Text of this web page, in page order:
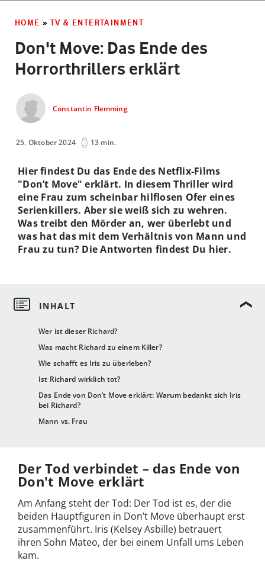
HOME » TV & ENTERTAINMENT
Don't Move: Das Ende des
Horrorthrillers erklärt
Constantin Flemming
25. Oktober 2024 13 min.
Wer ist dieser Richard?
Was macht Richard zu einem Killer?
Wie schafft es Iris zu überleben?
Ist Richard wirklich tot?
Das Ende von Don’t Move erklärt: Warum bedankt sich Iris
bei Richard?
Mann vs. Frau
Hier findest Du das Ende des Netflix-Films
"Don’t Move" erklärt. In diesem Thriller wird
eine Frau zum scheinbar hilflosen Ofer eines
Serienkillers. Aber sie weiß sich zu wehren.
Was treibt den Mörder an, wer überlebt und
was hat das mit dem Verhältnis von Mann und
Frau zu tun? Die Antworten findest Du hier.
Der Tod verbindet – das Ende von
Don't Move erklärt
Am Anfang steht der Tod: Der Tod ist es, der die
beiden Hauptfiguren in Don’t Move überhaupt erst
zusammenführt. Iris (Kelsey Asbille) betrauert
ihren Sohn Mateo, der bei einem Unfall ums Leben
kam.